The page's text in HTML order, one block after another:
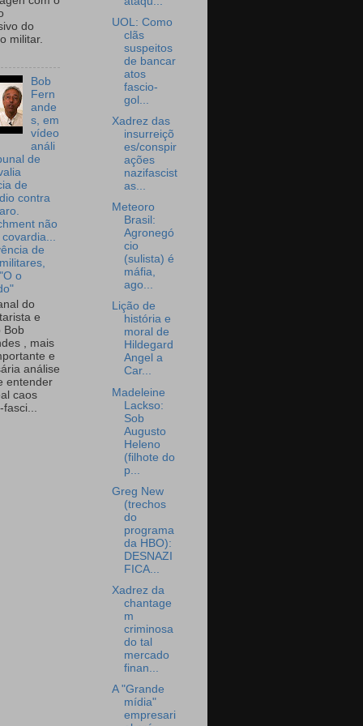
do
militar.
Bob
Fern
ande
s, em
vídeo
análi
de
de
contra
não
de
o
do
e
Bob
, mais
e
análise
entender
caos
UOL: Como
clãs
suspeitos
de bancar
atos
fascio-
gol...
Xadrez das
insurreiçõ
es/conspir
ações
nazifascist
as...
Meteoro
Brasil:
Agronegó
cio
(sulista) é
máfia,
ago...
Lição de
história e
moral de
Hildegard
Angel a
Car...
Madeleine
Lackso:
Sob
Augusto
Heleno
(filhote do
p...
Greg New
(trechos
do
programa
da HBO):
DESNAZI
FICA...
Xadrez da
chantage
m
criminosa
do tal
mercado
finan...
A "Grande
mídia"
empresari